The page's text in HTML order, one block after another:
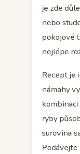
je zde
nebo
pokojové
nejlépe
Recept je
námahy
kombinaci
ryby
surovina
Podávejte